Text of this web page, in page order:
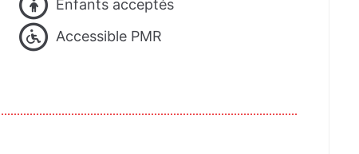
Enfants acceptés
Accessible PMR